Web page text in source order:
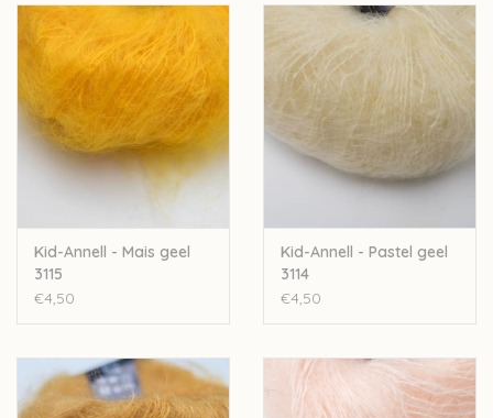
Let op: de kleur op beeld kan afwijken van de werkelijke kleur.
Wil je meer wol bestellen dan er momenteel bij ons op
voorraad is? Stuur een mailtje naarLien@Wolder.be. Annell is
een Belgisch bedrijf, waardoor we makkelijk wol kunnen
bijbestellen op vraag.
Kid-Annell - Mais geel
3115
€4,50
Kid-Annell - Pastel geel
3114
€4,50